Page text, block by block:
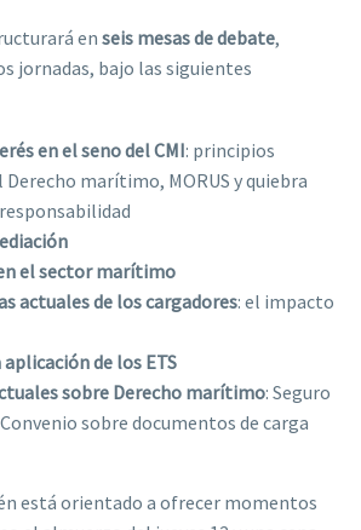
en seis mesas de debate,
jornadas, bajo las siguientes
en el seno del CMI: principios
marítimo, MORUS y quiebra
el sector marítimo
actuales de los cargadores: el impacto
de los ETS
sobre Derecho marítimo: Seguro
sobre documentos de carga
está orientado a ofrecer momentos